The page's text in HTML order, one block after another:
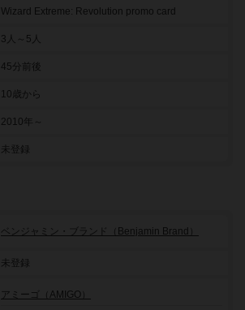
Wizard Extreme: Revolution promo card
3人～5人
45分前後
10歳から
2010年～
未登録
ベンジャミン・ブランド（Benjamin Brand）
未登録
アミーゴ（AMIGO）